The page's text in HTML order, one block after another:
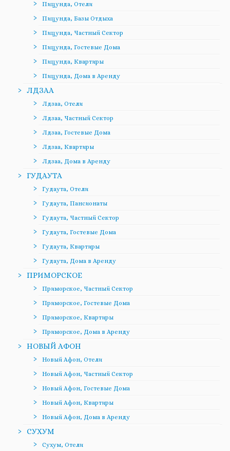
Пицунда, Отели
Пицунда, Базы Отдыха
Пицунда, Частный Сектор
Пицунда, Гостевые Дома
Пицунда, Квартиры
Пицунда, Дома в Аренду
ЛДЗАА
Лдзаа, Отели
Лдзаа, Частный Сектор
Лдзаа, Гостевые Дома
Лдзаа, Квартиры
Лдзаа, Дома в Аренду
ГУДАУТА
Гудаута, Отели
Гудаута, Пансионаты
Гудаута, Частный Сектор
Гудаута, Гостевые Дома
Гудаута, Квартиры
Гудаута, Дома в Аренду
ПРИМОРСКОЕ
Приморское, Частный Сектор
Приморское, Гостевые Дома
Приморское, Квартиры
Приморское, Дома в Аренду
НОВЫЙ АФОН
Новый Афон, Отели
Новый Афон, Частный Сектор
Новый Афон, Гостевые Дома
Новый Афон, Квартиры
Новый Афон, Дома в Аренду
СУХУМ
Сухум, Отели